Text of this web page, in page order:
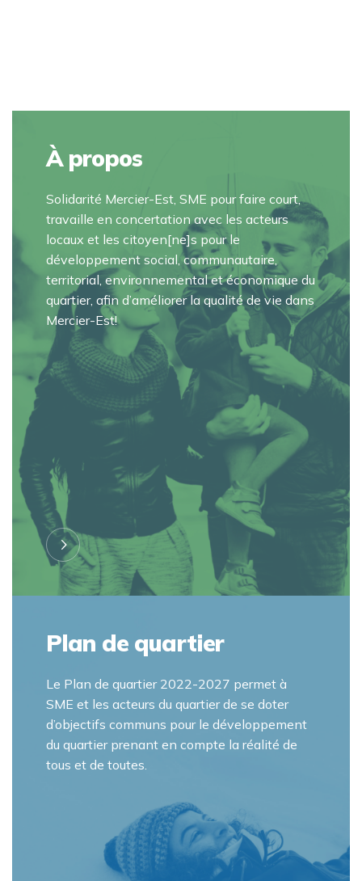
À propos
Solidarité Mercier-Est, SME pour faire court,
travaille en concertation avec les acteurs
locaux et les citoyen[ne]s pour le
développement social, communautaire,
territorial, environnemental et économique du
quartier, afin d’améliorer la qualité de vie dans
Mercier-Est!
Plan de quartier
Le Plan de quartier 2022-2027 permet à
SME et les acteurs du quartier de se doter
d’objectifs communs pour le développement
du quartier prenant en compte la réalité de
tous et de toutes.